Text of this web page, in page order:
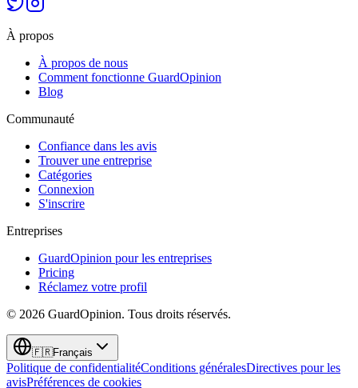
À propos
À propos de nous
Comment fonctionne GuardOpinion
Blog
Communauté
Confiance dans les avis
Trouver une entreprise
Catégories
Connexion
S'inscrire
Entreprises
GuardOpinion pour les entreprises
Pricing
Réclamez votre profil
© 2026 GuardOpinion. Tous droits réservés.
🇫🇷Français
Politique de confidentialitéConditions généralesDirectives pour les
avisPréférences de cookies